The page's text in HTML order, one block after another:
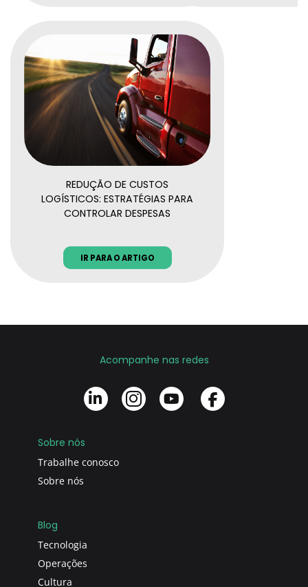
REDUÇÃO DE CUSTOS
LOGÍSTICOS: ESTRATÉGIAS PARA
CONTROLAR DESPESAS
IR PARA O ARTIGO
Acompanhe nas redes
Sobre nós
Trabalhe conosco
Sobre nós
Blog
Tecnologia
Operações
Cultura